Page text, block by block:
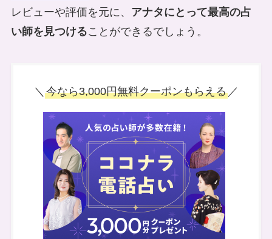
レビューや評価を元に、 アナタにとって最高の占
い師を見つけることができるでしょう。
＼ 今なら3,000円無料クーポンもらえる／